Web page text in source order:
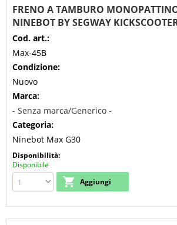
FRENO A TAMBURO
NINEBOT BY SEGWAY
Cod. art.:
Max-45B
Condizione:
Nuovo
Marca:
- Senza marca/Generico -
Categoria:
Ninebot Max G30
Disponibilità:
Disponibile